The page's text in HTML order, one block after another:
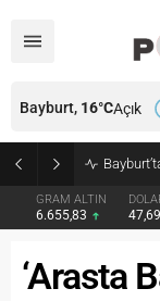
GRAM ALTIN
6.655,83
Bayburt, 16°CAçık
‘Arasta